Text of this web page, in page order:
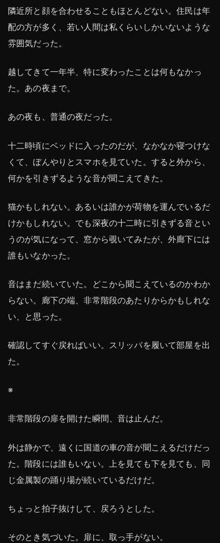
隣近所と顔を合わせることもほとんどない。住民は年
配の方が多く、若い人間は私くらいしかいないような
雰囲気だった。
越してきて一年半、特に変わったことは何もなかっ
た。あの夜まで。
あの夜も、普通の夜だった。
十二時頃にベッドに入ったのだが、なかなか寝つけな
くて、ぼんやりとスマホを見ていた。すると外から、
何かを引きずるような音が聞こえてきた。
猫かもしれない。あるいは誰かが荷物を運んでいるだ
けかもしれない。でも深夜の十二時に引きずる音とい
うのが気になって、窓から覗いてみたが、外廊下には
誰もいなかった。
音はまだ続いていた。どこから聞こえているのかわか
らない。廊下の端、非常階段のあたりからかもしれな
い、と思った。
確認してすぐ戻ればいい。スリッパを履いて部屋を出
た。
※
非常階段の扉を開けた瞬間、音は止んだ。
外は静かで、遠くに国道の車の音が聞こえるだけだっ
た。階段には誰もいない。上を見ても下を見ても、同
じ金属製の踊り場が続いているだけだ。
ちょっと拍子抜けして、戻ろうとした。
そのとき気づいた。扉に、取っ手がない。